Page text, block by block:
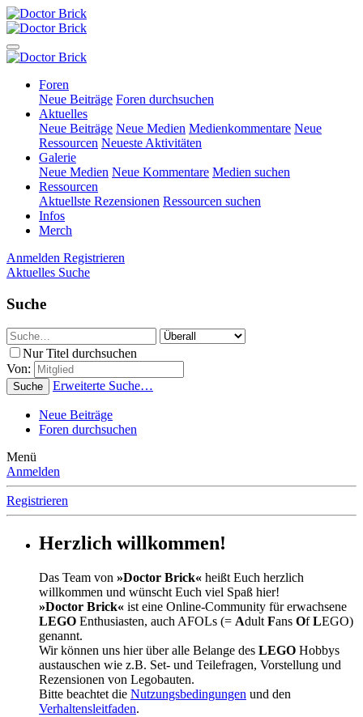
Foren
Neue Beiträge Foren durchsuchen
Aktuelles
Neue Beiträge Neue Medien Medienkommentare Neue
Ressourcen Neueste Aktivitäten
Galerie
Neue Medien Neue Kommentare Medien suchen
Ressourcen
Aktuellste Rezensionen Ressourcen suchen
Infos
Merch
Anmelden Registrieren
Aktuelles Suche
Suche
Nur Titel durchsuchen
Von:
Suche Erweiterte Suche…
Neue Beiträge
Foren durchsuchen
Menü
Anmelden
Registrieren
Herzlich willkommen!
Das Team von »Doctor Brick« heißt Euch herzlich
willkommen und wünscht Euch viel Spaß hier!
»Doctor Brick« ist eine Online-Community für erwachsene
LEGO Enthusiasten, auch AFOLs (= Adult Fans OfLEGO)
genannt.
Wir können uns hier über alle Belange des LEGO Hobbys
austauschen wie z.B. Set- und Teilefragen, Vorstellung und
Rezensionen von Legobauten.
Bitte beachtet die Nutzungsbedingungen und den
Verhaltensleitfaden.